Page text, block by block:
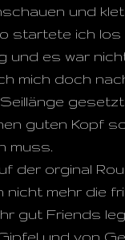
und
startete ich
und es war
mich doch
guten Kopf
muss.
der orginal
nicht mehr die
gut Friends
und von